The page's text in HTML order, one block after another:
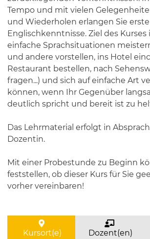
Tempo und mit vielen
und Wiederholen erlangen Sie erste
Englischkenntnisse. Ziel des Kurses
einfache Sprachsituationen
und andere vorstellen, ins Hotel
Restaurant bestellen, nach
fragen...) und sich auf einfache Art
können, wenn Ihr Gegenüber
deutlich spricht und bereit ist zu
Das Lehrmaterial erfolgt in
Dozentin.
Mit einer Probestunde zu Beginn
feststellen, ob dieser Kurs für Sie
vorher vereinbaren!
Kursort(e) Dozent(en)